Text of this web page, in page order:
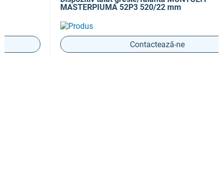
MASTERPIUMA 52P3 520/22 mm
Contactează-ne